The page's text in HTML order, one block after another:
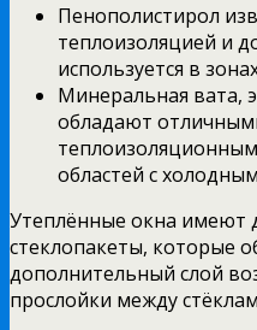
Пенополистирол
теплоизоляцией и
используется в
Минеральная вата,
обладают
областей с
Утеплённые окна имеют
стеклопакеты, которые
дополнительный слой
прослойки между